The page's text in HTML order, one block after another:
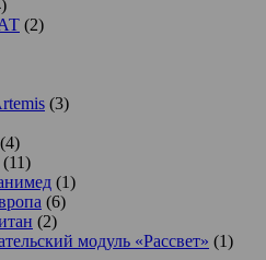
(2)
(3)
(4)
(11)
(1)
(6)
(2)
модуль «Рассвет» (1)